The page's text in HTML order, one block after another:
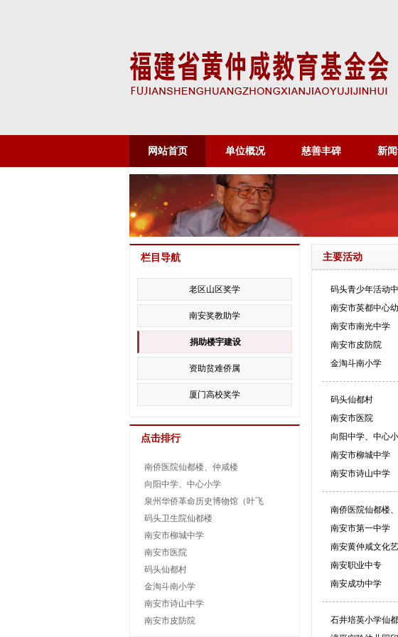
网站首页 单位概况 慈善丰碑 新
主要活动
码头青少年活动
南安市英都中心
南安市南光中学
南安市皮防院
金淘斗南小学
码头仙都村
南安市医院
向阳中学、中心
南安市柳城中学
南安市诗山中学
南侨医院仙都楼
南安市第一中学
南安黄仲咸文化
南安职业中专
南安成功中学
石井培英小学仙
栏目导航
老区山区奖学
南安奖教助学
捐助楼宇建设
资助贫难侨属
厦门高校奖学
点击排行
南侨医院仙都楼、仲咸楼
向阳中学、中心小学
泉州华侨革命历史博物馆（叶飞
码头卫生院仙都楼
南安市柳城中学
南安市医院
码头仙都村
金淘斗南小学
南安市诗山中学
南安市皮防院